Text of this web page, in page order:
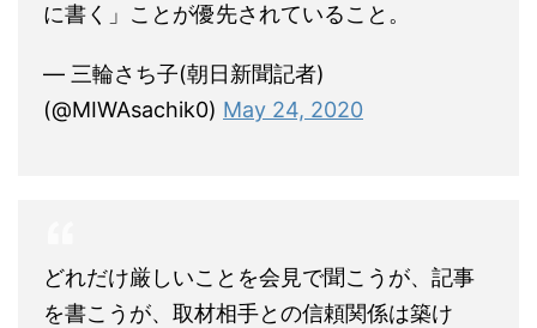
に書く」ことが優先されていること。
— 三輪さち子(朝日新聞記者)
(@MIWAsachik0) May 24, 2020
どれだけ厳しいことを会見で聞こうが、記事
を書こうが、取材相手との信頼関係は築け